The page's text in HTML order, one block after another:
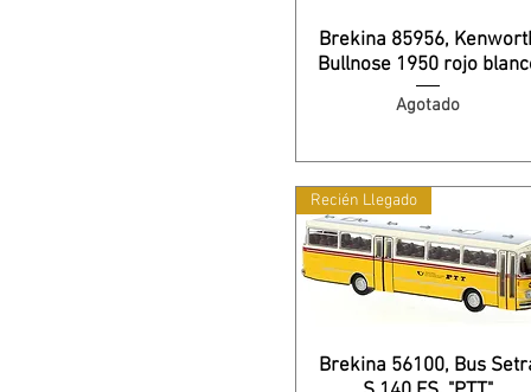
Brekina 85956,
Bullnose 1950 rojo
Agotado
Recién Llegado
Brekina 56100, Bus